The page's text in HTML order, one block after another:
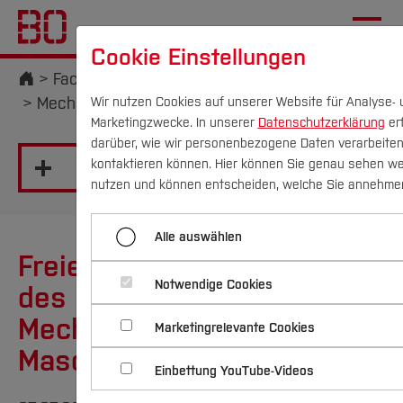
Personen DE|EN Quicklinks
Studium
Studienangebote
Bachelorstudiengänge
Masterstudiengänge
Schwerpunkte
Vor dem Studium
Bewerben & Einschreiben
Im Studium
Studienbüros und Prüfungen
Nach dem Studium
Forschung & Transfer
Profil
Forschungs- und Transferprofil
Schwerpunkte (FuT)
Beratung & Förderung
Nachhaltigkeit
Nachhaltigkeit studieren
International
Startseite
Fachbereiche
Mechatronik und Maschinenbau
Aktuelles
Menü aufklappen
Erfolgreich ins Studium starten – mit deiner
WoMINToring-Mentorin an der Seite!
Gastprofessor an der Vellore Institute of
Technology:
Hochschule Bochum hebt ab: Neue DLR-
Initiative für Kleinsatelliten startet
Freie duale Studienplätze
des Fachbereichs
Mechatronik und
Maschinenbau
Cookie Einstellungen
Wir nutzen Cookies auf unserer Website für Analyse-
Marketingzwecke. In unserer Datenschutzerklärung
darüber, wie wir personenbezogene Daten
kontaktieren können. Hier können Sie genau sehen
nutzen und können entscheiden, welche Sie
Alle auswählen
Notwendige Cookies
Marketingrelevante Cookies
Einbettung YouTube-Videos